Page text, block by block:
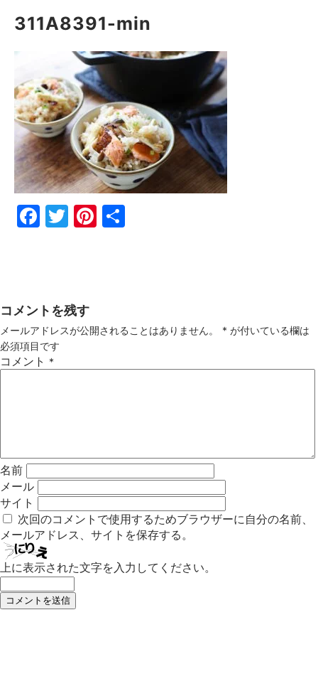
311A8391-min
Fac
Twi
Pin
コメントを残す
メールアドレスが公開されることはありません。 * が付いている欄は
必須項目です
コメント *
名前
メール
サイト
次回のコメントで使用するためブラウザーに自分の名前、
メールアドレス、サイトを保存する。
上に表示された文字を入力してください。